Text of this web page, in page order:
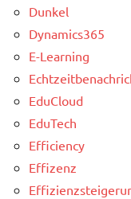
Dunkel
Dynamics365
E-Learning
EduCloud
EduTech
Efficiency
Effizenz